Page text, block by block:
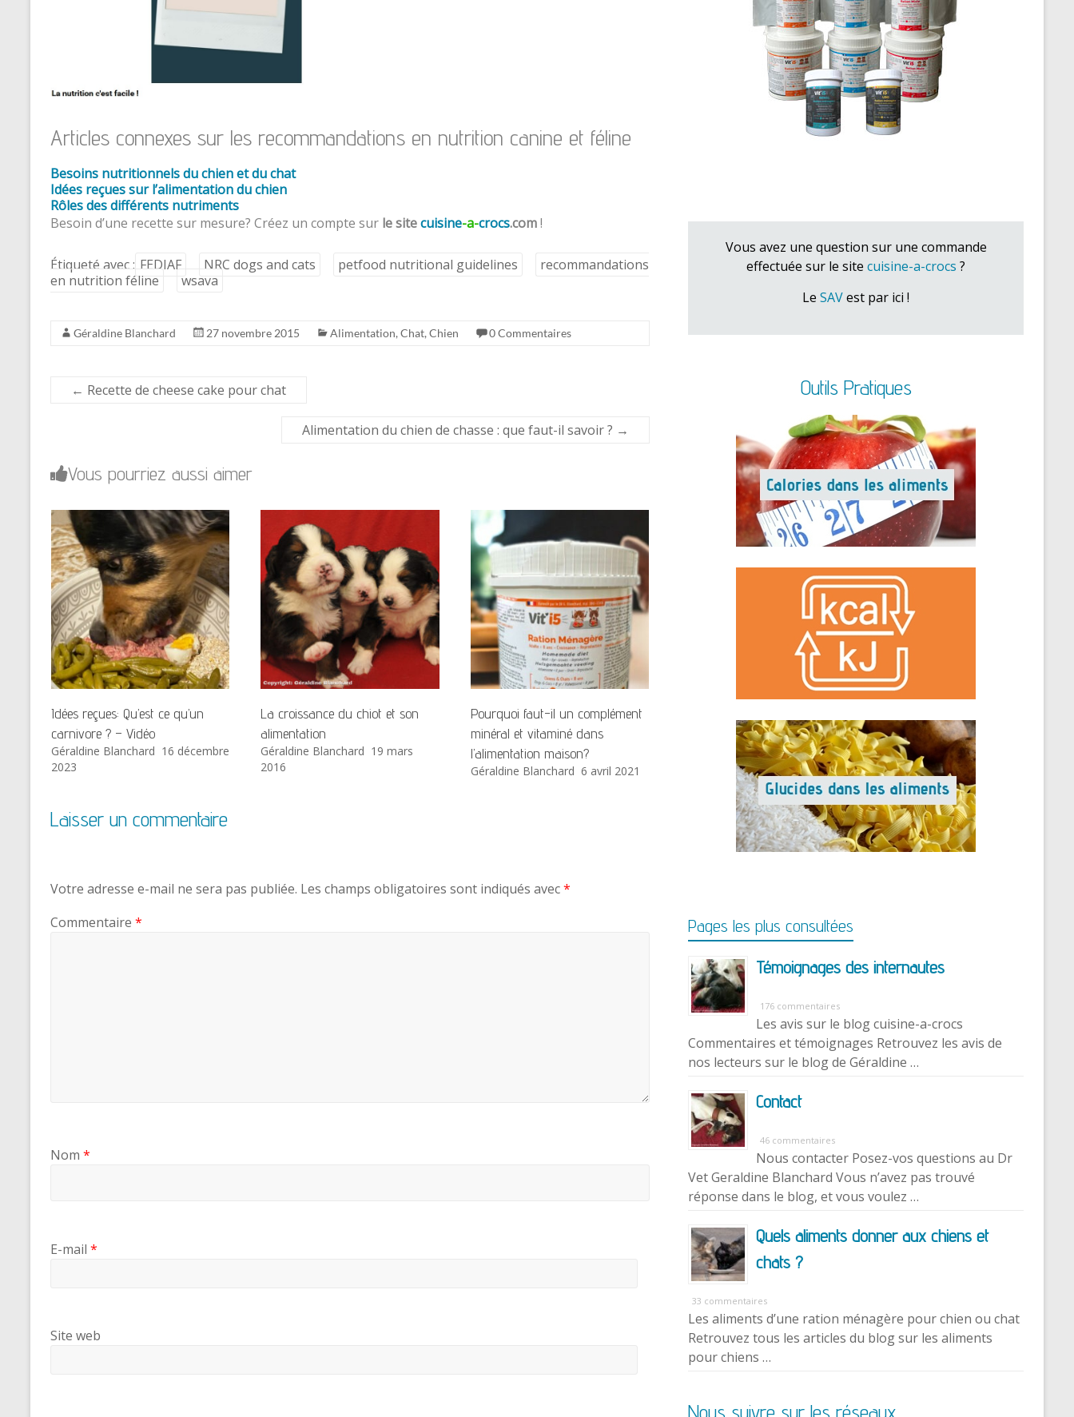
Articles connexes sur les recommandations en nutrition canine et féline
Besoins nutritionnels du chien et du chat
Idées reçues sur l’alimentation du chien
Rôles des différents nutriments
Besoin d’une recette sur mesure? Créez un compte sur le sitecuisine-a-crocs.com!
Étiqueté avec : FEDIAF NRC dogs and cats petfood nutritional guidelines
recommandations
en nutrition féline
wsava
Géraldine Blanchard 27 novembre 2015 Alimentation, Chat, Chien 0 Commentaires
← Recette de cheese cake pour chat
Alimentation du chien de chasse : que faut-il savoir ? →
Vous pourriez aussi aimer
Idées reçues: Qu’est ce qu’un
carnivore ? – Vidéo
Géraldine Blanchard 16 décembre
2023
La croissance du chiot et son
alimentation
Géraldine Blanchard 19 mars
2016
Pourquoi faut-il un complément
minéral et vitaminé dans
l’alimentation maison?
Géraldine Blanchard 6 avril 2021
Laisser un commentaire
Votre adresse e-mail ne sera pas publiée. Les champs obligatoires sont indiqués avec*
Commentaire *
Nom *
E-mail *
Site web
Vous avez une question sur une commande
effectuée sur le site cuisine-a-crocs ?
Le SAVest par ici !
Outils Pratiques
Pages les plus consultées
Témoignages des internautes
176 commentaires
Les avis sur le blog cuisine-a-crocs
Commentaires et témoignages Retrouvez les avis de
nos lecteurs sur le blog de Géraldine …
Contact
46 commentaires
Nous contacter Posez-vos questions au Dr
Vet Geraldine Blanchard Vous n’avez pas trouvé
réponse dans le blog, et vous voulez …
Quels aliments donner aux chiens et
chats ?
33 commentaires
Les aliments d’une ration ménagère pour chien ou chat
Retrouvez tous les articles du blog sur les aliments
pour chiens …
Nous suivre sur les réseaux